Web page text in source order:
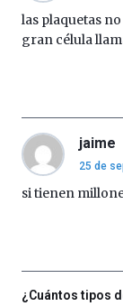
las plaquetas
gran célula
jaime
25 de
si tienen
¿Cuántos tipos